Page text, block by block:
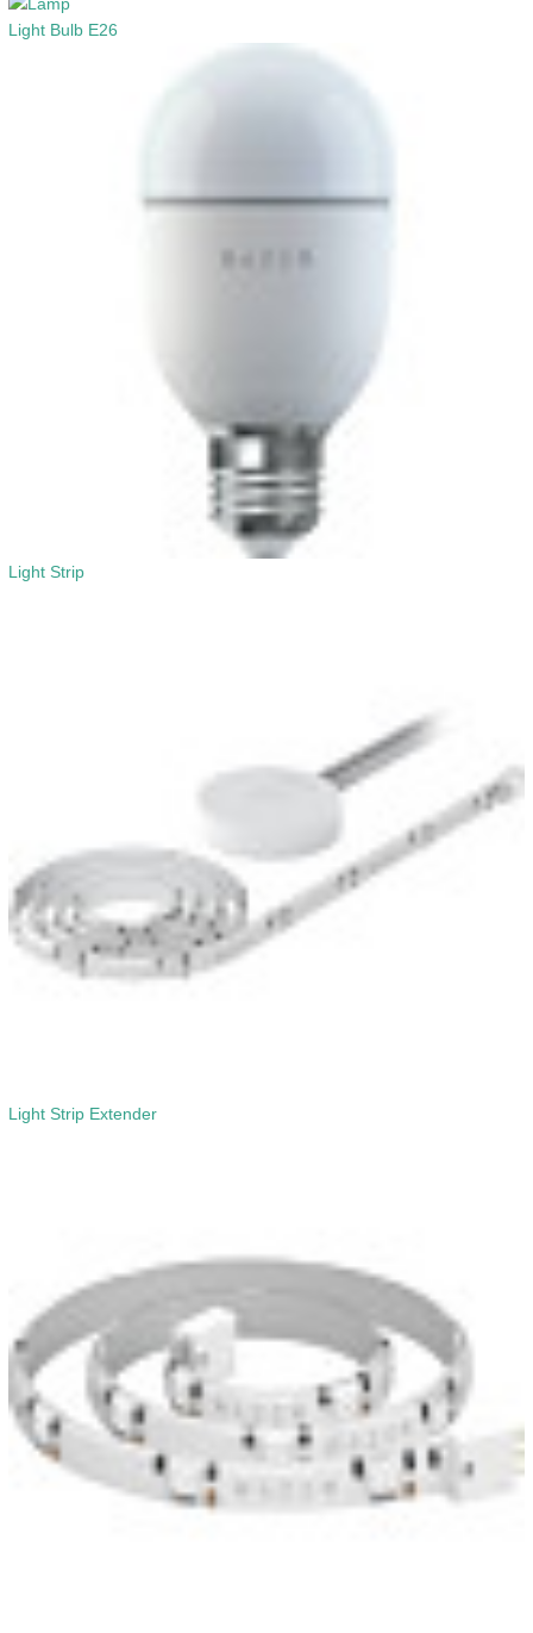
Light Bulb E26
Light Strip
Light Strip Extender